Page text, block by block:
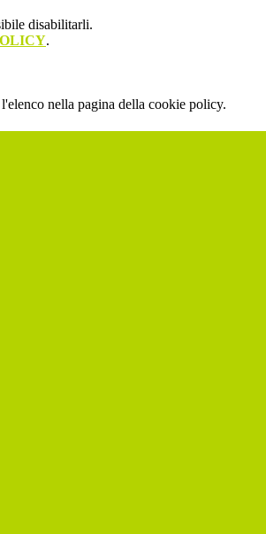
disabilitarli.
.
nella pagina della cookie policy.